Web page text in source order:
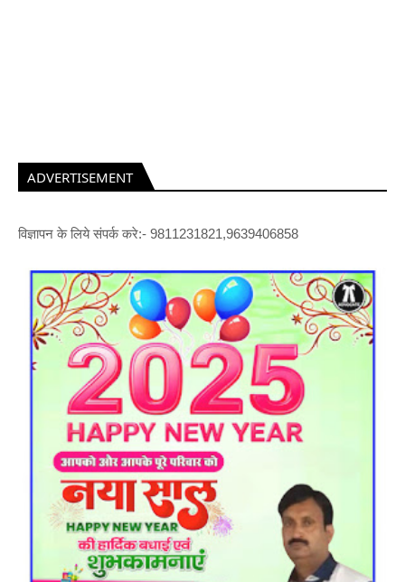
ADVERTISEMENT
विज्ञापन के लिये संपर्क करे:- 9811231821,9639406858